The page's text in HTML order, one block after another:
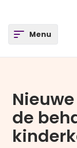
Open
Menu
de